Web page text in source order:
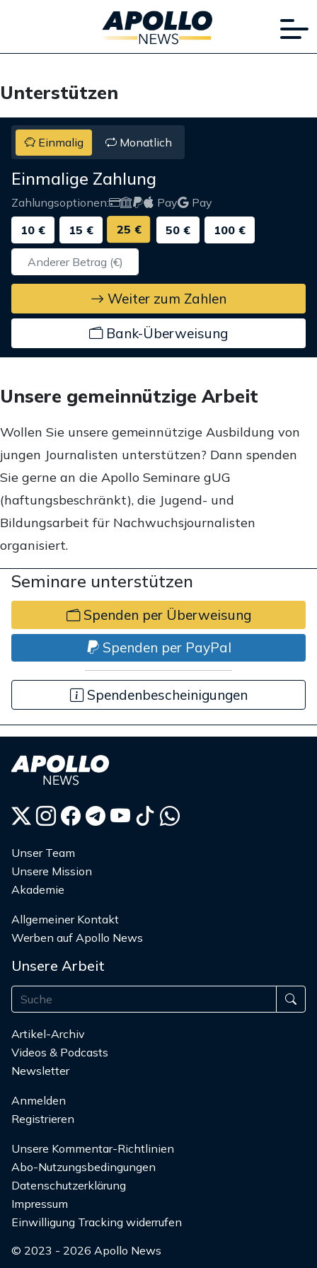
Unterstützen
Einmalig Monatlich
Einmalige Zahlung
Zahlungsoptionen: Pay
Pay
10 €
15 € 25 € 50 € 100 €
Weiter zum Zahlen
Bank-Überweisung
Unsere gemeinnützige Arbeit
Wollen Sie unsere gemeinnützige Ausbildung von
jungen Journalisten unterstützen? Dann spenden
Sie gerne an die Apollo Seminare gUG
(haftungsbeschränkt), die Jugend- und
Bildungsarbeit für Nachwuchsjournalisten
organisiert.
Seminare unterstützen
Spenden per Überweisung
Spenden per PayPal
Spendenbescheinigungen
Unser Team
Unsere Mission
Akademie
Allgemeiner Kontakt
Werben auf Apollo News
Unsere Arbeit
Artikel-Archiv
Videos & Podcasts
Newsletter
Anmelden
Registrieren
Unsere Kommentar-Richtlinien
Abo-Nutzungsbedingungen
Datenschutzerklärung
Impressum
Einwilligung Tracking widerrufen
© 2023 - 2026 Apollo News